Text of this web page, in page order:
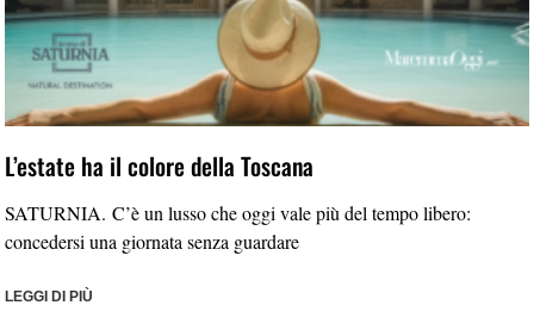
L’estate ha il colore della Toscana
SATURNIA. C’è un lusso che oggi vale più del tempo libero:
concedersi una giornata senza guardare
LEGGI DI PIÙ